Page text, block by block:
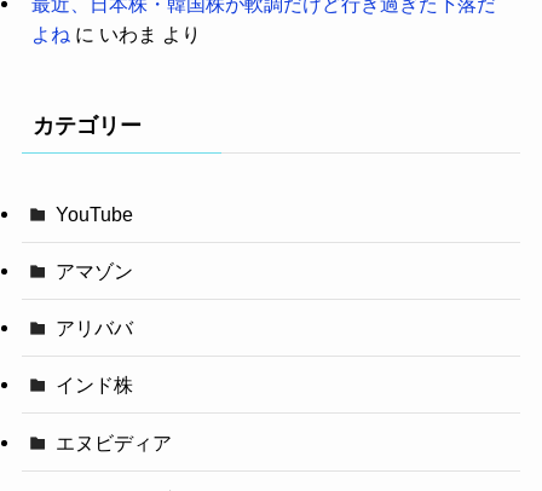
よね に いわま より
カテゴリー
YouTube
アマゾン
アリババ
インド株
エヌビディア